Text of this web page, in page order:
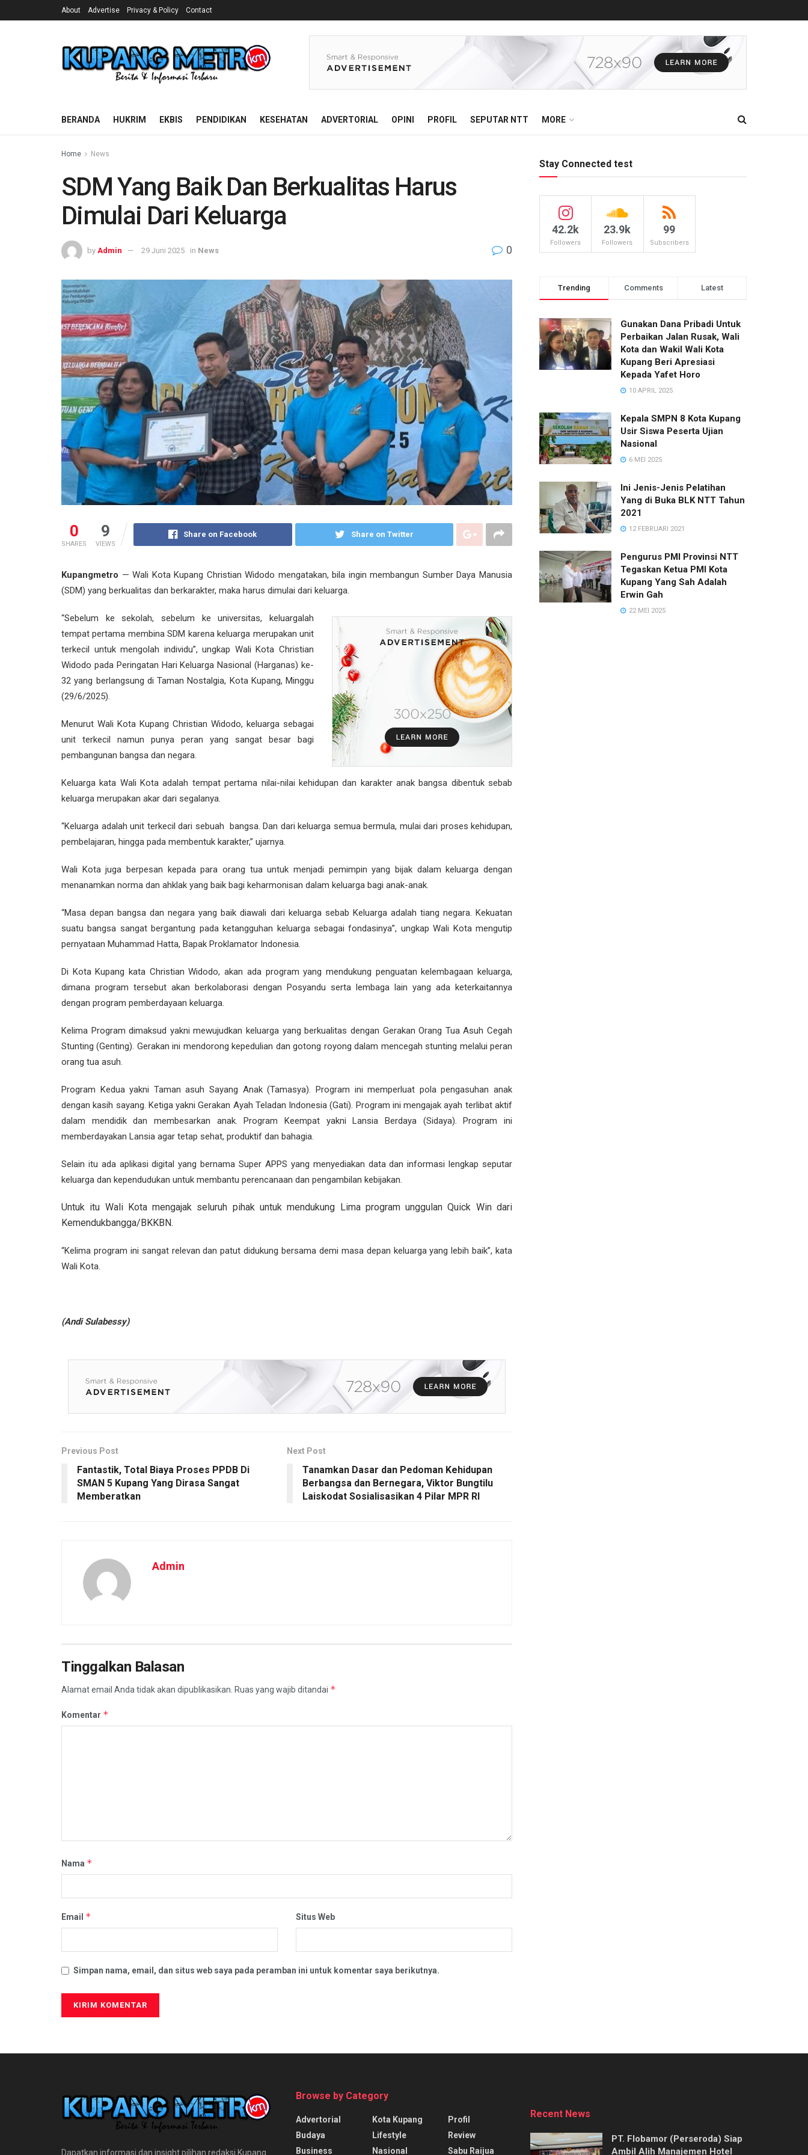
About Advertise Privacy & Policy Contact
BERANDA HUKRIM EKBIS PENDIDIKAN KESEHATAN ADVERTORIAL OPINI PROFIL SEPUTAR NTT MORE
Home News
SDM Yang Baik Dan Berkualitas Harus
Dimulai Dari Keluarga
by Admin 29 Juni 2025 in News 0
0
SHARES
9
VIEWS
Share on Facebook Share on Twitter
Kupangmetro — Wali Kota Kupang Christian Widodo mengatakan, bila ingin membangun Sumber Daya Manusia
(SDM) yang berkualitas dan berkarakter, maka harus dimulai dari keluarga.
“Sebelum ke sekolah, sebelum ke universitas, keluargalah
tempat pertama membina SDM karena keluarga merupakan unit
terkecil untuk mengolah individu”, ungkap Wali Kota Christian
Widodo pada Peringatan Hari Keluarga Nasional (Harganas) ke-
32 yang berlangsung di Taman Nostalgia, Kota Kupang, Minggu
(29/6/2025).
Menurut Wali Kota Kupang Christian Widodo, keluarga sebagai
unit terkecil namun punya peran yang sangat besar bagi
pembangunan bangsa dan negara.
Keluarga kata Wali Kota adalah tempat pertama nilai-nilai kehidupan dan karakter anak bangsa dibentuk sebab
keluarga merupakan akar dari segalanya.
“Keluarga adalah unit terkecil dari sebuah bangsa. Dan dari keluarga semua bermula, mulai dari proses kehidupan,
pembelajaran, hingga pada membentuk karakter,” ujarnya.
Wali Kota juga berpesan kepada para orang tua untuk menjadi pemimpin yang bijak dalam keluarga dengan
menanamkan norma dan ahklak yang baik bagi keharmonisan dalam keluarga bagi anak-anak.
“Masa depan bangsa dan negara yang baik diawali dari keluarga sebab Keluarga adalah tiang negara. Kekuatan
suatu bangsa sangat bergantung pada ketangguhan keluarga sebagai fondasinya”, ungkap Wali Kota mengutip
pernyataan Muhammad Hatta, Bapak Proklamator Indonesia.
Di Kota Kupang kata Christian Widodo, akan ada program yang mendukung penguatan kelembagaan keluarga,
dimana program tersebut akan berkolaborasi dengan Posyandu serta lembaga lain yang ada keterkaitannya
dengan program pemberdayaan keluarga.
Kelima Program dimaksud yakni mewujudkan keluarga yang berkualitas dengan Gerakan Orang Tua Asuh Cegah
Stunting (Genting). Gerakan ini mendorong kepedulian dan gotong royong dalam mencegah stunting melalui peran
orang tua asuh.
Program Kedua yakni Taman asuh Sayang Anak (Tamasya). Program ini memperluat pola pengasuhan anak
dengan kasih sayang. Ketiga yakni Gerakan Ayah Teladan Indonesia (Gati). Program ini mengajak ayah terlibat aktif
dalam mendidik dan membesarkan anak. Program Keempat yakni Lansia Berdaya (Sidaya). Program ini
memberdayakan Lansia agar tetap sehat, produktif dan bahagia.
Selain itu ada aplikasi digital yang bernama Super APPS yang menyediakan data dan informasi lengkap seputar
keluarga dan kependudukan untuk membantu perencanaan dan pengambilan kebijakan.
Untuk itu Wali Kota mengajak seluruh pihak untuk mendukung Lima program unggulan Quick Win dari
Kemendukbangga/BKKBN.
“Kelima program ini sangat relevan dan patut didukung bersama demi masa depan keluarga yang lebih baik”, kata
Wali Kota.
(Andi Sulabessy)
Previous Post
Fantastik, Total Biaya Proses PPDB Di
SMAN 5 Kupang Yang Dirasa Sangat
Memberatkan
Next Post
Tanamkan Dasar dan Pedoman Kehidupan
Berbangsa dan Bernegara, Viktor Bungtilu
Laiskodat Sosialisasikan 4 Pilar MPR RI
Admin
Tinggalkan Balasan
Alamat email Anda tidak akan dipublikasikan. Ruas yang wajib ditandai *
Komentar *
Nama *
Email * Situs Web
Simpan nama, email, dan situs web saya pada peramban ini untuk komentar saya berikutnya.
Stay Connected test
42.2k
Followers
23.9k
Followers
99
Subscribers
Trending Comments Latest
Gunakan Dana Pribadi Untuk
Perbaikan Jalan Rusak, Wali
Kota dan Wakil Wali Kota
Kupang Beri Apresiasi
Kepada Yafet Horo
10 APRIL 2025
Kepala SMPN 8 Kota Kupang
Usir Siswa Peserta Ujian
Nasional
6 MEI 2025
Ini Jenis-Jenis Pelatihan
Yang di Buka BLK NTT Tahun
2021
12 FEBRUARI 2021
Pengurus PMI Provinsi NTT
Tegaskan Ketua PMI Kota
Kupang Yang Sah Adalah
Erwin Gah
22 MEI 2025
Dapatkan informasi dan insight pilihan redaksi Kupang
Browse by Category
Advertorial
Budaya
Business
Kota Kupang
Lifestyle
Nasional
Profil
Review
Sabu Raijua
Recent News
PT. Flobamor (Perseroda) Siap
Ambil Alih Manajemen Hotel